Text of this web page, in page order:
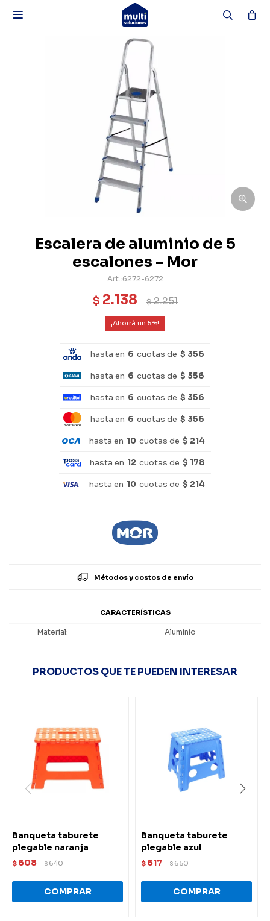

Escalera de aluminio de 5
escalones - Mor
6272-6272
$ 2.138 $2.251
5
hasta en 6 cuotas de $ 356
hasta en 6 cuotas de $ 356
hasta en 6 cuotas de $ 356
hasta en 6 cuotas de $ 356
hasta en 10 cuotas de $ 214
hasta en 12 cuotas de $ 178
hasta en 10 cuotas de $ 214
Métodos y costos de envío
CARACTERÍSTICAS
Material Aluminio
PRODUCTOS QUE TE PUEDEN INTERESAR
Banqueta taburete
plegable naranja
$ 608 $640
Banqueta taburete
plegable azul
$ 617 $650